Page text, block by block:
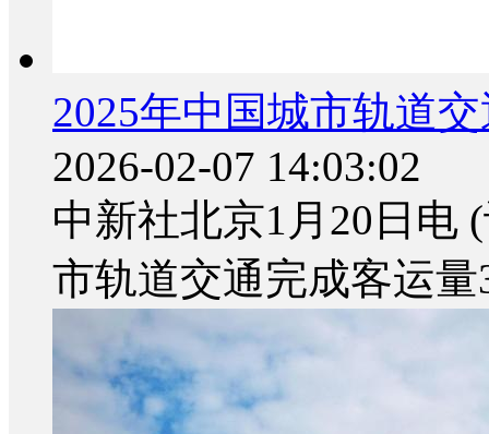
2025年中国城市轨道
2026-02-07 14:03:02
中新社北京1月20日电
市轨道交通完成客运